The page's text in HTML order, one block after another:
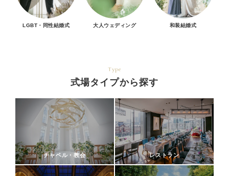
LGBT・同性結婚式 大人ウェディング 和装結婚式
Type
式場タイプから探す
チャペル・教会 レストラン